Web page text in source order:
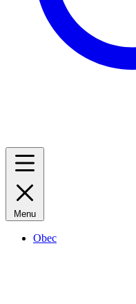
Menu
Obec